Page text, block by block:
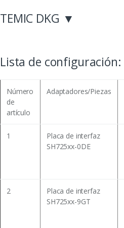
TEMIC DKG ▼
Lista de configuración:
Número
de
artículo
Adaptadores/Piezas
1
Placa de interfaz
SH725xx-0DE
2
Placa de interfaz
SH725xx-9GT